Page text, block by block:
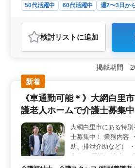
50代活躍中 60代活躍中 週2〜3日か
おすすめポイント
＜魅力的な求人のポイント＞ 千葉
パーステーションで介護士の方を募
駅からすぐの場所に位置し、訪問介
の方々の生活をサポートしています
たなキャリアを築きたい方のご応募
す。 ＜業務内容＞ 訪問介護の業
問介護、食事や入浴の介助、体位変
利用者の方々の生活支援を行いま
ト＞ この求人では社会保険が完備
フト制で週3日以上の勤務相談が可能
通勤も可能で駐車場も完備されてい
い場所で安心して働ける環境が整っ
検討リスト に追加
掲載期間
新着
《車通勤可能＊》大網白里
護老人ホームで介護士募集中
大網白里市にある特
士募集中！ 業務内容
助、排泄介助など）
・入居者の健康管理